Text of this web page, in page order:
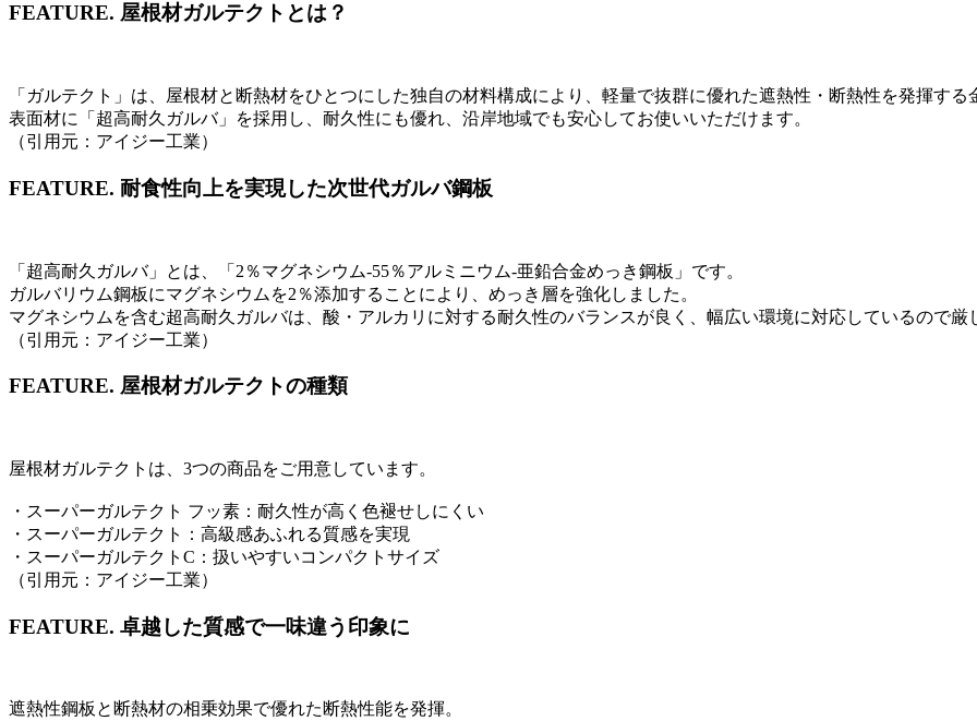
FEATURE. 屋根材ガルテクトとは？
「ガルテクト」は、屋根材と断熱材をひとつにした独自の材料構成により、軽量で抜群に優れた遮熱性・断熱性を発揮する
表面材に「超高耐久ガルバ」を採用し、耐久性にも優れ、沿岸地域でも安心してお使いいただけます。
（引用元：アイジー工業）
FEATURE. 耐食性向上を実現した次世代ガルバ鋼板
「超高耐久ガルバ」とは、「2％マグネシウム-55％アルミニウム-亜鉛合金めっき鋼板」です。
ガルバリウム鋼板にマグネシウムを2％添加することにより、めっき層を強化しました。
マグネシウムを含む超高耐久ガルバは、酸・アルカリに対する耐久性のバランスが良く、幅広い環境に対応しているので厳
（引用元：アイジー工業）
FEATURE. 屋根材ガルテクトの種類
屋根材ガルテクトは、3つの商品をご用意しています。
・スーパーガルテクト フッ素：耐久性が高く色褪せしにくい
・スーパーガルテクト：高級感あふれる質感を実現
・スーパーガルテクトC：扱いやすいコンパクトサイズ
（引用元：アイジー工業）
FEATURE. 卓越した質感で一味違う印象に
遮熱性鋼板と断熱材の相乗効果で優れた断熱性能を発揮。